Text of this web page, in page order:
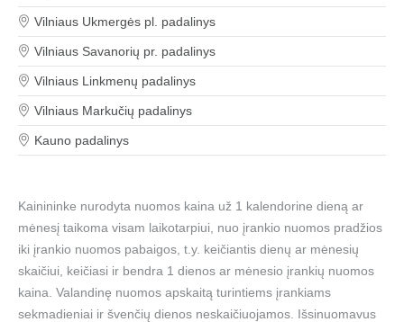
Vilniaus Ukmergės pl. padalinys
Vilniaus Savanorių pr. padalinys
Vilniaus Linkmenų padalinys
Vilniaus Markučių padalinys
Kauno padalinys
Kainininke nurodyta nuomos kaina už 1 kalendorine dieną ar
mėnesį taikoma visam laikotarpiui, nuo įrankio nuomos pradžios
iki įrankio nuomos pabaigos, t.y. keičiantis dienų ar mėnesių
skaičiui, keičiasi ir bendra 1 dienos ar mėnesio įrankių nuomos
kaina. Valandinę nuomos apskaitą turintiems įrankiams
sekmadieniai ir švenčių dienos neskaičiuojamos. Išsinuomavus